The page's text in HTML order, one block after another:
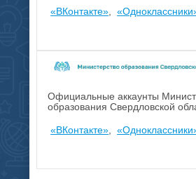
«ВКонтакте»,
Официальные аккаунты
образования Свердловской
«ВКонтакте»,